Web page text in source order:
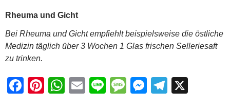
Rheuma und Gicht
Bei Rheuma und Gicht empfiehlt beispielsweise die östliche
Medizin täglich über 3 Wochen 1 Glas frischen Selleriesaft
zu trinken.
F
Pi
W
E
Li
M
M
T